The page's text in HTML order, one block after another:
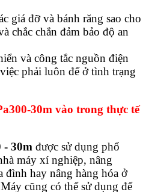
giá đỡ và bánh răng sao cho
chắc chắn đảm bảo độ an
và công tắc nguồn điện
phải luôn để ở tình trạng
30m vào trong thực tế
- 30m được sử dụng phổ
máy xí nghiệp, nâng
hay nâng hàng hóa ở
cũng có thể sử dụng để